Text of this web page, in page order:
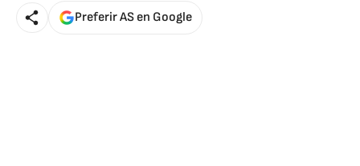
Preferir AS en Google